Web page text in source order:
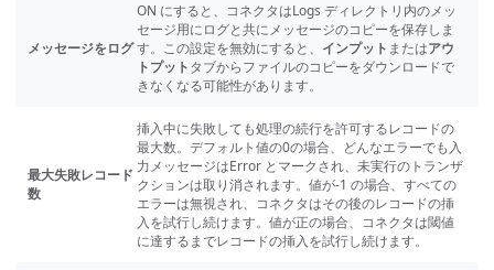
メッセージをログ
ON にすると、コネクタはLogs ディレクトリ内のメッ
セージ用にログと共にメッセージのコピーを保存しま
す。この設定を無効にすると、 インプット またはアウ
トプットタブからファイルのコピーをダウンロードで
きなくなる可能性があります。
最大失敗レコード
数
挿入中に失敗しても処理の続行を許可するレコードの
最大数。デフォルト値の0の場合、どんなエラーでも入
力メッセージはError とマークされ、未実行のトランザ
クションは取り消されます。値が-1 の場合、すべての
エラーは無視され、コネクタはその後のレコードの挿
入を試行し続けます。値が正の場合、コネクタは閾値
に達するまでレコードの挿入を試行し続けます。